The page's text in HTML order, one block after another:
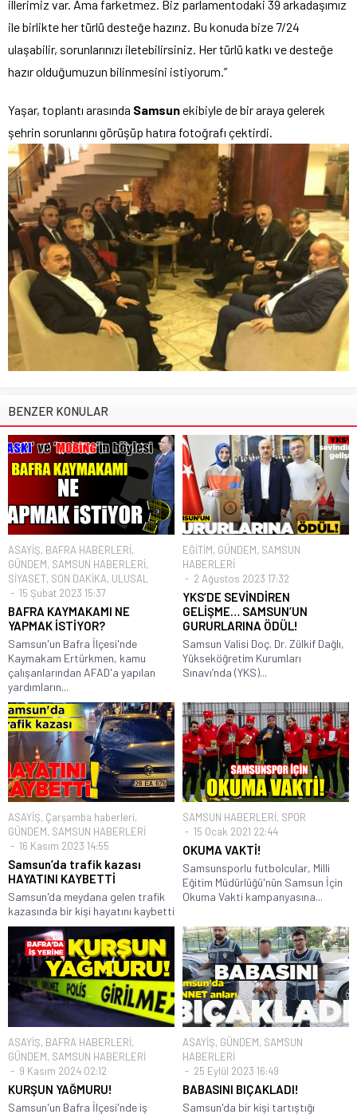
illerimiz var. Ama farketmez. Biz parlamentodaki 39 arkadaşımız
ile birlikte her türlü desteğe hazırız. Bu konuda bize 7/24
ulaşabilir, sorunlarınızı iletebilirsiniz. Her türlü katkı ve desteğe
hazır olduğumuzun bilinmesini istiyorum.”
Yaşar, toplantı arasında Samsunekibiyle de bir araya gelerek
şehrin sorunlarını görüşüp hatıra fotoğrafı çektirdi.
BENZER KONULAR
ASAYİŞ, BAFRA HABERLERİ,
GÜNDEM, SAMSUN HABERLERİ,
SİYASET, SON DAKİKA, ULUSAL
15 Şubat 2023 15:37
BAFRA KAYMAKAMI NE
YAPMAK İSTİYOR?
Samsun'un Bafra İlçesi'nde
Kaymakam Ertürkmen, kamu
çalışanlarından AFAD'a yapılan
yardımların...
EĞİTİM, GÜNDEM, SAMSUN
HABERLERİ
2 Ağustos 2023 17:32
YKS’DE SEVİNDİREN
GELİŞME… SAMSUN’UN
GURURLARINA ÖDÜL!
Samsun Valisi Doç. Dr. Zülkif Dağlı,
Yükseköğretim Kurumları
Sınavı’nda (YKS)...
ASAYİŞ, Çarşamba haberleri,
GÜNDEM, SAMSUN HABERLERİ
16 Kasım 2023 14:55
Samsun’da trafik kazası
HAYATINI KAYBETTİ
Samsun'da meydana gelen trafik
kazasında bir kişi hayatını kaybetti
SAMSUN HABERLERİ, SPOR
15 Ocak 2021 22:44
OKUMA VAKTİ!
Samsunsporlu futbolcular, Milli
Eğitim Müdürlüğü'nün Samsun İçin
Okuma Vakti kampanyasına...
ASAYİŞ, BAFRA HABERLERİ,
GÜNDEM, SAMSUN HABERLERİ
9 Kasım 2024 02:12
KURŞUN YAĞMURU!
Samsun'un Bafra İlçesi'nde iş
ASAYİŞ, GÜNDEM, SAMSUN
HABERLERİ
25 Eylül 2023 16:49
BABASINI BIÇAKLADI!
Samsun'da bir kişi tartıştığı